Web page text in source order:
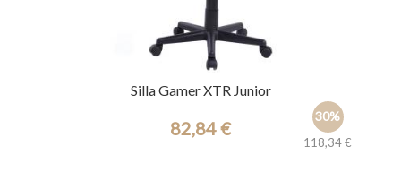
Silla Gamer XTR Junior
30%
118,34 €
82,84 €